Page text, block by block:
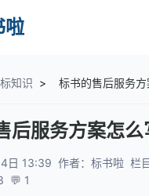
啦
知识 > 标书的售后服务方
后服务方案怎么
日 13:39 作者：标书啦 栏
💬 1